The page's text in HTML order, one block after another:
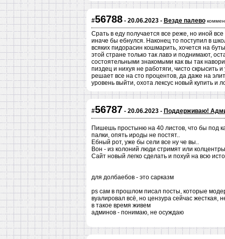
#56788- 20.06.2023 - Везде палево
Срать в еду получается все реже, но иной
иначе бы ебнулся. Наконец то поступил в
всяких пидорасин кошмарить, хочется на
этой стране только так лавэ и поднимают,
состоятельными знакомыми как вы так
пиздец и нихуя не работяги, чисто скрысить
решает все на сто процентов, да даже на
уровень выйти, охота лексус новый купить и
#56787 - 20.06.2023 - Поддерживаю!
Пишешь простыню на 40 листов, что бы под
палки, опять ироды не постят..
Ебный рот, уже бы сели все ну че вы..
Вон - из колоний люди стримят или
Сайт новый легко сделать и похуй на всю
для долбаебов - это сарказм
ps сам в прошлом писал посты, которые
вуалировал всё, но цензура сейчас жесткая,
в такое время живем
админов - понимаю, не осуждаю